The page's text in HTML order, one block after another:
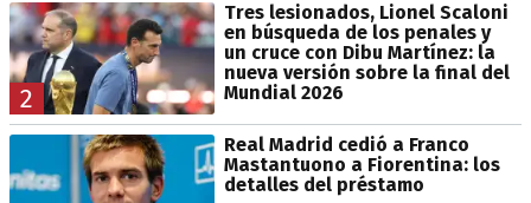
2
Tres lesionados, Lionel Scaloni
en búsqueda de los penales y
un cruce con Dibu Martínez: la
nueva versión sobre la final del
Mundial 2026
Real Madrid cedió a Franco
Mastantuono a Fiorentina: los
detalles del préstamo